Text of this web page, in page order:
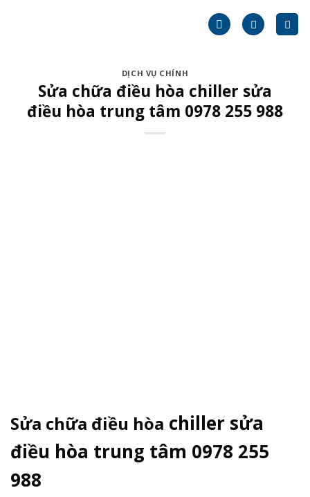
DỊCH VỤ CHÍNH
Sửa chữa điều hòa chiller sửa
điều hòa trung tâm 0978 255 988
Sửa chữa điều hòa chiller sửa
điều hòa trung tâm 0978 255
988